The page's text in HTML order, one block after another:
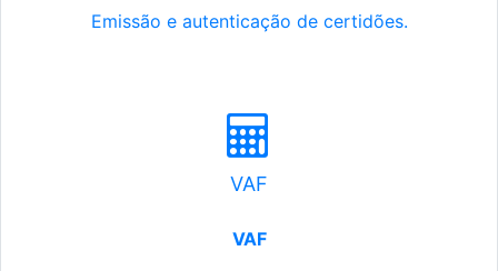
Emissão e autenticação de certidões.
VAF
VAF